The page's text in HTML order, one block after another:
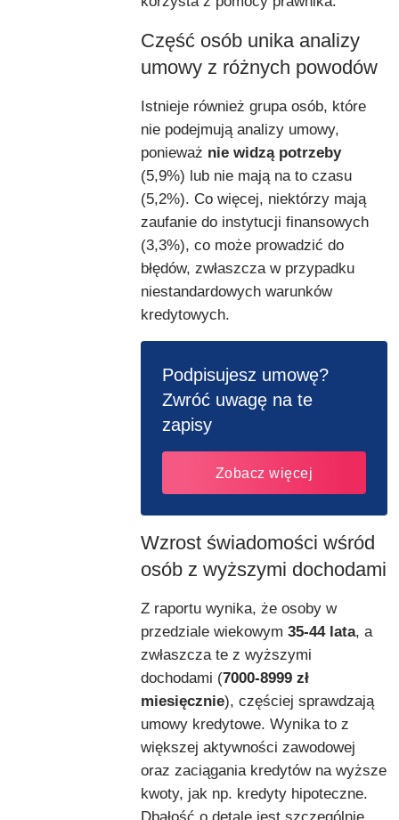
Część osób unika analizy
umowy z różnych powodów
Istnieje również grupa osób, które
nie podejmują analizy umowy,
ponieważ nie widzą potrzeby
(5,9%) lub nie mają na to czasu
(5,2%). Co więcej, niektórzy mają
zaufanie do instytucji finansowych
(3,3%), co może prowadzić do
błędów, zwłaszcza w przypadku
niestandardowych warunków
kredytowych.
Podpisujesz umowę?
Zwróć uwagę na te
zapisy
Zobacz więcej
Wzrost świadomości wśród
osób z wyższymi dochodami
Z raportu wynika, że osoby w
przedziale wiekowym 35-44 lata, a
zwłaszcza te z wyższymi
dochodami (7000-8999 zł
miesięcznie), częściej sprawdzają
umowy kredytowe. Wynika to z
większej aktywności zawodowej
oraz zaciągania kredytów na wyższe
kwoty, jak np. kredyty hipoteczne.